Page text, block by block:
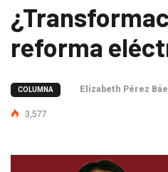
reforma
COLUMNA Elizabeth Pérez
3,577